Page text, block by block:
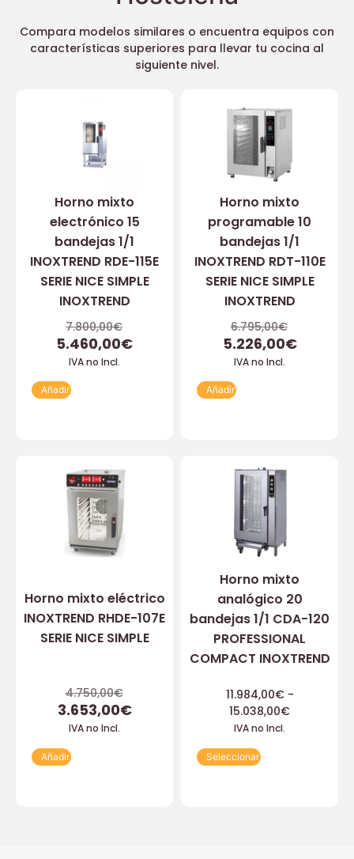
Compara modelos similares o encuentra equipos con
características superiores para llevar tu cocina al
siguiente nivel.
Horno mixto
electrónico 15
bandejas 1/1
INOXTREND RDE-115E
SERIE NICE SIMPLE
INOXTREND
7.800,00€
5.460,00€
IVA no Incl.
Añadir
Horno mixto
programable 10
bandejas 1/1
INOXTREND RDT-110E
SERIE NICE SIMPLE
INOXTREND
6.795,00€
5.226,00€
IVA no Incl.
Añadir
Horno mixto eléctrico
INOXTREND RHDE-107E
SERIE NICE SIMPLE
4.750,00€
3.653,00€
IVA no Incl.
Añadir
Horno mixto
analógico 20
bandejas 1/1 CDA-120
PROFESSIONAL
COMPACT INOXTREND
11.984,00€ -
15.038,00€
IVA no Incl.
Seleccionar